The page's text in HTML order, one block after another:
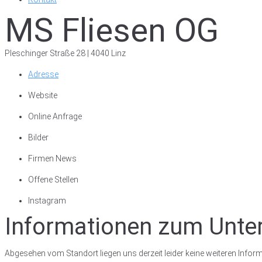
MS Fliesen OG
Pleschinger Straße 28 | 4040 Linz
Adresse
Website
Online Anfrage
Bilder
Firmen News
Offene Stellen
Instagram
Informationen zum
Abgesehen vom Standort liegen uns derzeit leider keine weiteren